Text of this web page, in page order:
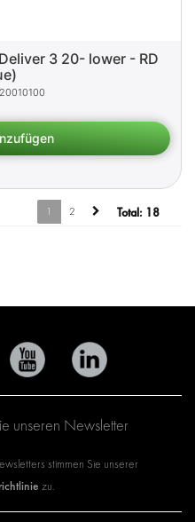
3 20- lower - RD
1 2 Total: 18
unseren Newsletter
stimmen Sie unserer
zu.